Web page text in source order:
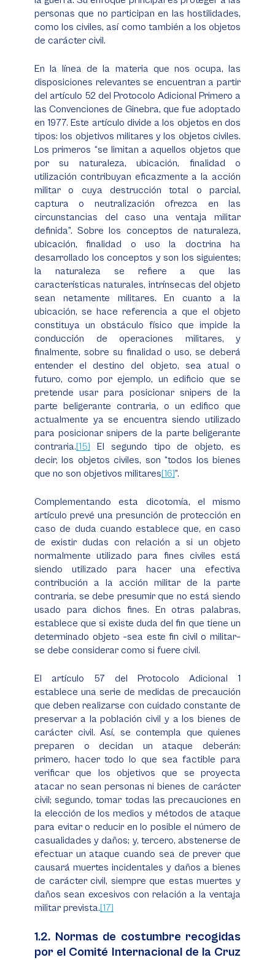
personas que no participan en las hostilidades,
como los civiles, así como también a los objetos
de carácter civil.
En la línea de la materia que nos ocupa, las
disposiciones relevantes se encuentran a partir
del artículo 52 del Protocolo Adicional Primero a
las Convenciones de Ginebra, que fue adoptado
en 1977. Este artículo divide a los objetos en dos
tipos: los objetivos militares y los objetos civiles.
Los primeros “se limitan a aquellos objetos que
por su naturaleza, ubicación, finalidad o
utilización contribuyan eficazmente a la acción
militar o cuya destrucción total o parcial,
captura o neutralización ofrezca en las
circunstancias del caso una ventaja militar
definida”. Sobre los conceptos de naturaleza,
ubicación, finalidad o uso la doctrina ha
desarrollado los conceptos y son los siguientes;
la naturaleza se refiere a que las
características naturales, intrínsecas del objeto
sean netamente militares. En cuanto a la
ubicación, se hace referencia a que el objeto
constituya un obstáculo físico que impide la
conducción de operaciones militares, y
finalmente, sobre su finalidad o uso, se deberá
entender el destino del objeto, sea atual o
futuro, como por ejemplo, un edificio que se
pretende usar para posicionar snipers de la
parte beligerante contraria, o un edifico que
actualmente ya se encuentra siendo utilizado
para posicionar snipers de la parte beligerante
contraria.[15] El segundo tipo de objeto, es
decir, los objetos civiles, son “todos los bienes
que no son objetivos militares[16]”.
Complementando esta dicotomía, el mismo
artículo prevé una presunción de protección en
caso de duda cuando establece que, en caso
de existir dudas con relación a si un objeto
normalmente utilizado para fines civiles está
siendo utilizado para hacer una efectiva
contribución a la acción militar de la parte
contraria, se debe presumir que no está siendo
usado para dichos fines. En otras palabras,
establece que si existe duda del fin que tiene un
determinado objeto –sea este fin civil o militar–
se debe considerar como si fuere civil.
El artículo 57 del Protocolo Adicional 1
establece una serie de medidas de precaución
que deben realizarse con cuidado constante de
preservar a la población civil y a los bienes de
carácter civil. Así, se contempla que quienes
preparen o decidan un ataque deberán:
primero, hacer todo lo que sea factible para
verificar que los objetivos que se proyecta
atacar no sean personas ni bienes de carácter
civil; segundo, tomar todas las precauciones en
la elección de los medios y métodos de ataque
para evitar o reducir en lo posible el número de
casualidades y daños; y, tercero, abstenerse de
efectuar un ataque cuando sea de prever que
causará muertes incidentales y daños a bienes
de carácter civil, siempre que estas muertes y
daños sean excesivos con relación a la ventaja
militar prevista.[17]
1.2. Normas de costumbre recogidas
por el Comité Internacional de la Cruz